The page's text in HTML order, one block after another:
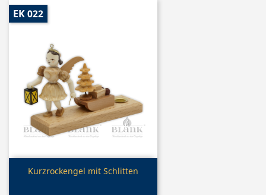
Vorschau
Kurzrockengel mit Schlitten
EK 022